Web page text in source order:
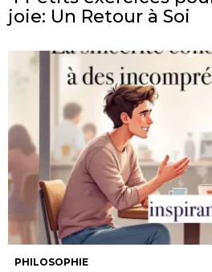
joie: Un Retour à Soi
PHILOSOPHIE